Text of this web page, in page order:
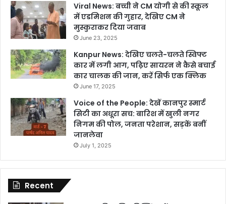
Viral News: बच्ची ने CM योगी से की स्कूल
में एडमिशन की गुहार, देखिए CM ने
मुस्कुराकर दिया जवाब
June 23, 2025
Kanpur News: देखिए चलते-चलते स्विफ्ट
कार में लगी आग, पढ़िए सायरन ने कैसे बचाई
कार चालक की जान, करें सिर्फ एक क्लिक
June 17, 2025
Voice of the People: देखें कानपुर स्मार्ट
सिटी का अधूरा सच: बारिश में खुली नगर
निगम की पोल, जनता परेशान, सड़कें बनीं
जानलेवा
July 1, 2025
Recent